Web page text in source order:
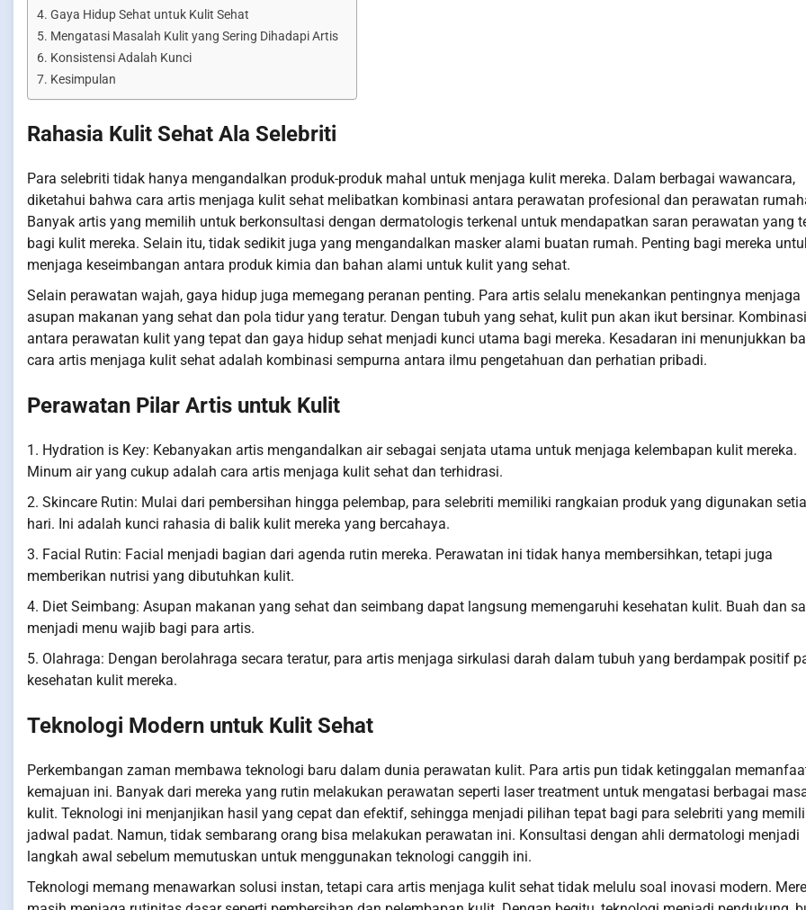
Gaya Hidup Sehat untuk Kulit Sehat
Mengatasi Masalah Kulit yang Sering Dihadapi Artis
Konsistensi Adalah Kunci
Kesimpulan
Rahasia Kulit Sehat Ala Selebriti
Para selebriti tidak hanya mengandalkan produk-produk mahal untuk menjaga kulit mereka. Dalam berbagai wawancara,
diketahui bahwa cara artis menjaga kulit sehat melibatkan kombinasi antara perawatan profesional dan perawatan
Banyak artis yang memilih untuk berkonsultasi dengan dermatologis terkenal untuk mendapatkan saran perawatan yang
bagi kulit mereka. Selain itu, tidak sedikit juga yang mengandalkan masker alami buatan rumah. Penting bagi mereka
menjaga keseimbangan antara produk kimia dan bahan alami untuk kulit yang sehat.
Selain perawatan wajah, gaya hidup juga memegang peranan penting. Para artis selalu menekankan pentingnya menjaga
asupan makanan yang sehat dan pola tidur yang teratur. Dengan tubuh yang sehat, kulit pun akan ikut bersinar. Kombinasi
antara perawatan kulit yang tepat dan gaya hidup sehat menjadi kunci utama bagi mereka. Kesadaran ini menunjukkan
cara artis menjaga kulit sehat adalah kombinasi sempurna antara ilmu pengetahuan dan perhatian pribadi.
Perawatan Pilar Artis untuk Kulit
1. Hydration is Key: Kebanyakan artis mengandalkan air sebagai senjata utama untuk menjaga kelembapan kulit mereka.
Minum air yang cukup adalah cara artis menjaga kulit sehat dan terhidrasi.
2. Skincare Rutin: Mulai dari pembersihan hingga pelembap, para selebriti memiliki rangkaian produk yang digunakan
hari. Ini adalah kunci rahasia di balik kulit mereka yang bercahaya.
3. Facial Rutin: Facial menjadi bagian dari agenda rutin mereka. Perawatan ini tidak hanya membersihkan, tetapi juga
memberikan nutrisi yang dibutuhkan kulit.
4. Diet Seimbang: Asupan makanan yang sehat dan seimbang dapat langsung memengaruhi kesehatan kulit. Buah dan
menjadi menu wajib bagi para artis.
5. Olahraga: Dengan berolahraga secara teratur, para artis menjaga sirkulasi darah dalam tubuh yang berdampak positif
kesehatan kulit mereka.
Teknologi Modern untuk Kulit Sehat
Perkembangan zaman membawa teknologi baru dalam dunia perawatan kulit. Para artis pun tidak ketinggalan
kemajuan ini. Banyak dari mereka yang rutin melakukan perawatan seperti laser treatment untuk mengatasi berbagai
kulit. Teknologi ini menjanjikan hasil yang cepat dan efektif, sehingga menjadi pilihan tepat bagi para selebriti yang
jadwal padat. Namun, tidak sembarang orang bisa melakukan perawatan ini. Konsultasi dengan ahli dermatologi menjadi
langkah awal sebelum memutuskan untuk menggunakan teknologi canggih ini.
Teknologi memang menawarkan solusi instan, tetapi cara artis menjaga kulit sehat tidak melulu soal inovasi modern.